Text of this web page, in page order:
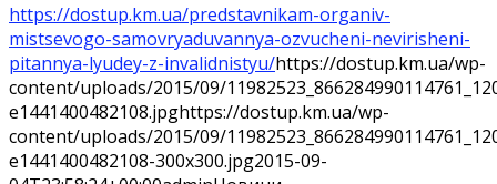
https://dostup.km.ua/predstavnikam-organiv-
mistsevogo-samovryaduvannya-ozvucheni-nevirisheni-
pitannya-lyudey-z-invalidnistyu/https://dostup.km.ua/wp-
content/uploads/2015/09/
e1441400482108.jpghttps://dostup.km.ua/wp-
content/uploads/2015/09/
e1441400482108-300x300.jpg2015-09-